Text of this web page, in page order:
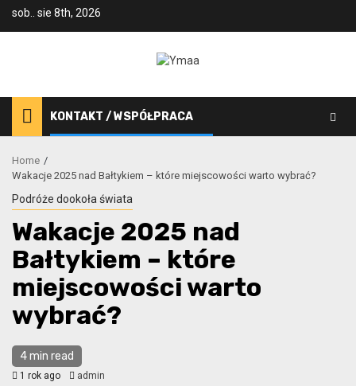
sob.. sie 8th, 2026
KONTAKT / WSPÓŁPRACA
Home
Wakacje 2025 nad Bałtykiem – które miejscowości warto wybrać?
Podróże dookoła świata
Wakacje 2025 nad
Bałtykiem – które
miejscowości warto
wybrać?
4 min read
1 rok ago admin